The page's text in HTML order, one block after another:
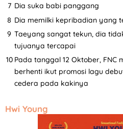
Dia suka babi panggang
Dia memilki kepribadian yang
Taeyang sangat tekun, dia
tujuanya tercapai
Pada tanggal 12 Oktober, FNC
berhenti ikut promosi lagu
cedera pada kakinya
Hwi Young